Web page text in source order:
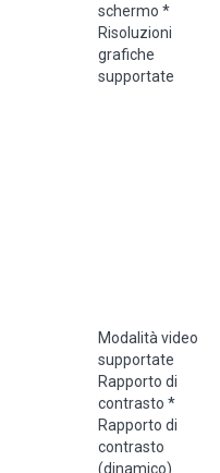
schermo *
Risoluzioni
grafiche
supportate
Modalità video
supportate
Rapporto di
contrasto *
Rapporto di
contrasto
(dinamico)